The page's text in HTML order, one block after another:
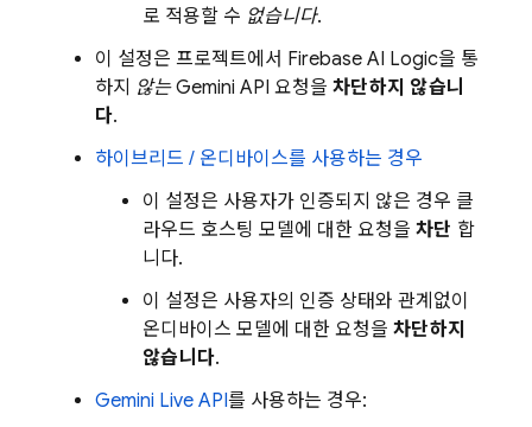
로 적용할 수 없습니다.
이 설정은 프로젝트에서 Firebase AI Logic을 통
하지 않는 Gemini API 요청을 차단하지 않습니
다.
하이브리드 / 온디바이스를 사용하는 경우
이 설정은 사용자가 인증되지 않은 경우 클
라우드 호스팅 모델에 대한 요청을 차단 합
니다.
이 설정은 사용자의 인증 상태와 관계없이
온디바이스 모델에 대한 요청을 차단하지
않습니다.
Gemini Live API를 사용하는 경우: